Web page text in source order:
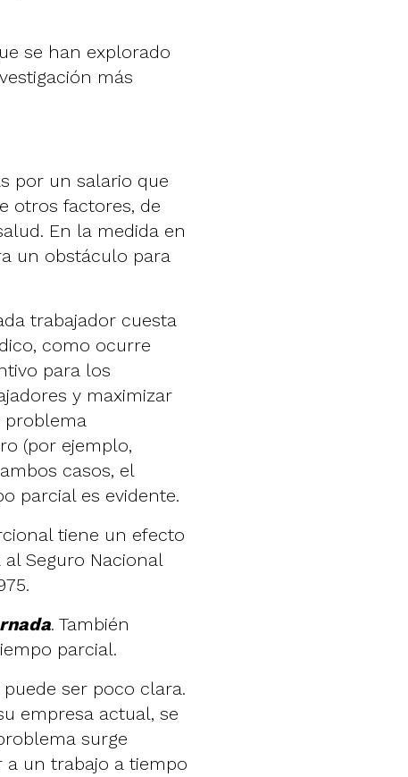
se han explorado
más
por un salario que
otros factores, de
En la medida en
un obstáculo para
trabajador cuesta
como ocurre
para los
y maximizar
problema
(por ejemplo,
casos, el
parcial es evidente.
tiene un efecto
Seguro Nacional
. También
parcial.
ser poco clara.
empresa actual, se
surge
un trabajo a tiempo